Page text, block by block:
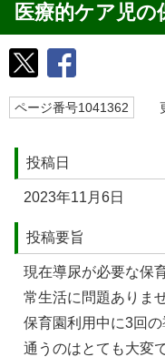
医療的ケア児の
ページ番号1041362
投稿日
2023年11⽉6⽇
投稿要旨
現在導尿が必要な保
常⽣活に問題ありま
保育園利⽤中に3回
通うのはとても⼤変